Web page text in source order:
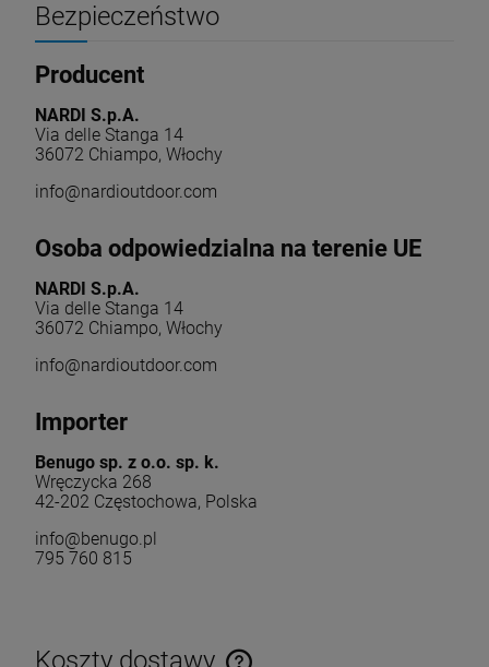
Bezpieczeństwo
Producent
NARDI S.p.A.
Via delle Stanga 14
36072 Chiampo, Włochy
info@nardioutdoor.com
Osoba odpowiedzialna na terenie UE
NARDI S.p.A.
Via delle Stanga 14
36072 Chiampo, Włochy
info@nardioutdoor.com
Importer
Benugo sp. z o.o. sp. k.
Wręczycka 268
42-202 Częstochowa, Polska
info@benugo.pl
795 760 815
Koszty dostawy